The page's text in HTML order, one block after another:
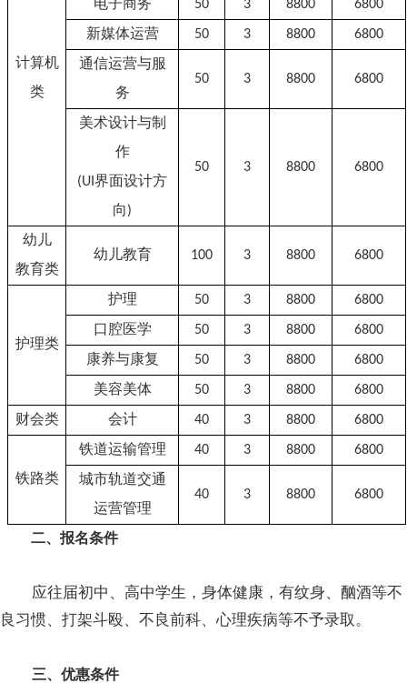
计算机
类
电子商务 50 3 8800 6800
新媒体运营 50 3 8800 6800
通信运营与服
务
50 3 8800 6800
美术设计与制
作
(UI界面设计方
向)
50 3 8800 6800
幼儿
教育类
幼儿教育 100 3 8800 6800
护理类
护理 50 3 8800 6800
口腔医学 50 3 8800 6800
康养与康复 50 3 8800 6800
美容美体 50 3 8800 6800
财会类 会计 40 3 8800 6800
铁路类
铁道运输管理 40 3 8800 6800
城市轨道交通
运营管理
40 3 8800 6800
二、报名条件
应往届初中、高中学生，身体健康，有纹身、酗酒等不
良习惯、打架斗殴、不良前科、心理疾病等不予录取。
三、优惠条件